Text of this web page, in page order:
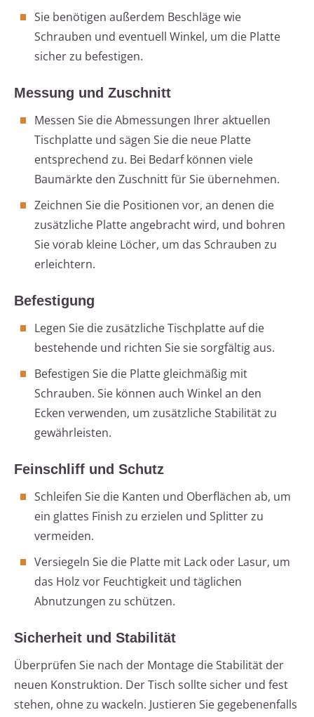
Sie benötigen außerdem Beschläge wie
Schrauben und eventuell Winkel, um die Platte
sicher zu befestigen.
Messung und Zuschnitt
Messen Sie die Abmessungen Ihrer aktuellen
Tischplatte und sägen Sie die neue Platte
entsprechend zu. Bei Bedarf können viele
Baumärkte den Zuschnitt für Sie übernehmen.
Zeichnen Sie die Positionen vor, an denen die
zusätzliche Platte angebracht wird, und bohren
Sie vorab kleine Löcher, um das Schrauben zu
erleichtern.
Befestigung
Legen Sie die zusätzliche Tischplatte auf die
bestehende und richten Sie sie sorgfältig aus.
Befestigen Sie die Platte gleichmäßig mit
Schrauben. Sie können auch Winkel an den
Ecken verwenden, um zusätzliche Stabilität zu
gewährleisten.
Feinschliff und Schutz
Schleifen Sie die Kanten und Oberflächen ab, um
ein glattes Finish zu erzielen und Splitter zu
vermeiden.
Versiegeln Sie die Platte mit Lack oder Lasur, um
das Holz vor Feuchtigkeit und täglichen
Abnutzungen zu schützen.
Sicherheit und Stabilität
Überprüfen Sie nach der Montage die Stabilität der
neuen Konstruktion. Der Tisch sollte sicher und fest
stehen, ohne zu wackeln. Justieren Sie gegebenenfalls